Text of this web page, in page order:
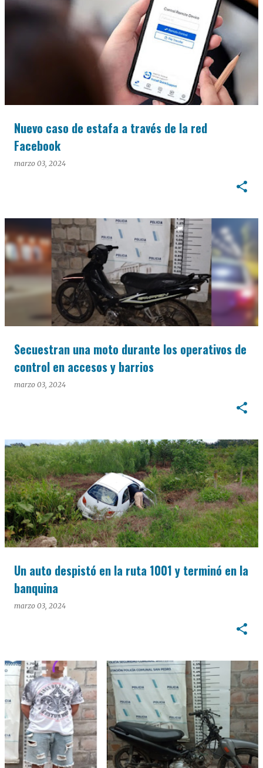
Nuevo caso de estafa a través de la red
Facebook
marzo 03, 2024
Secuestran una moto durante los operativos de
control en accesos y barrios
marzo 03, 2024
Un auto despistó en la ruta 1001 y terminó en la
banquina
marzo 03, 2024